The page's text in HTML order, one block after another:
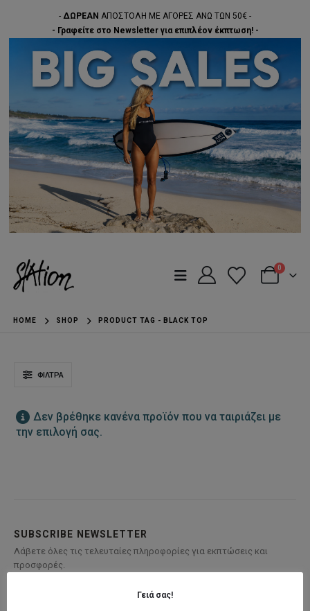
- ΔΩΡΕΑΝ ΑΠΟΣΤΟΛΗ ΜΕ ΑΓΟΡΕΣ ΑΝΩ ΤΩΝ 50€ -
- Γραφείτε στο Newsletter για επιπλέον έκπτωση! -
0
HOME SHOP PRODUCT TAG - BLACK TOP
ΦΊΛΤΡΑ
Δεν βρέθηκε κανένα προϊόν που να ταιριάζει με
την επιλογή σας.
SUBSCRIBE NEWSLETTER
Λάβετε όλες τις τελευταίες πληροφορίες για εκπτώσεις και
προσφορές.
Γειά σας!